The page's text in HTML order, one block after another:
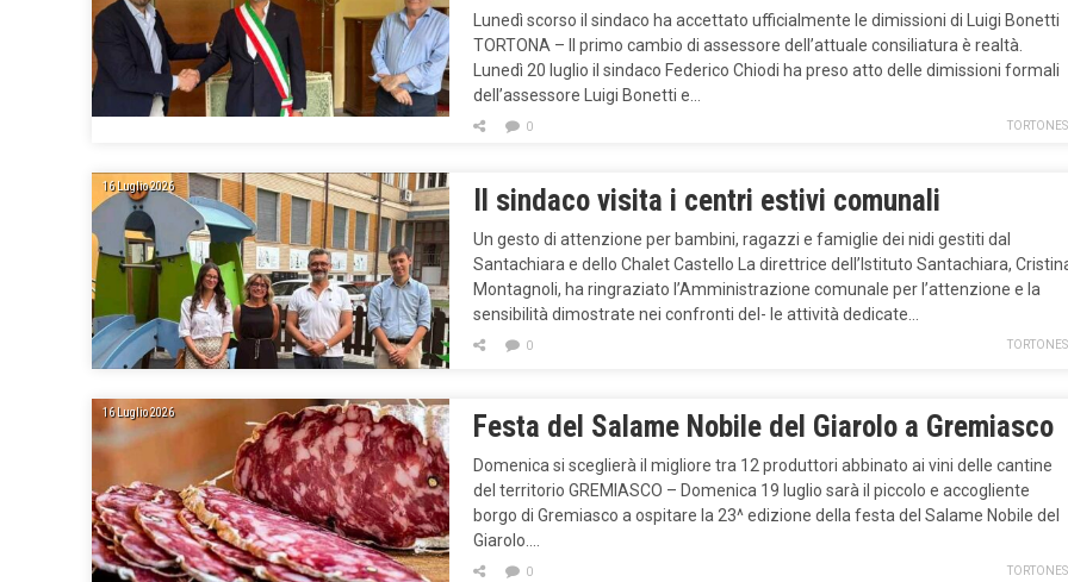
Lunedì scorso il sindaco ha accettato ufficialmente le dimissioni di Luigi Bonetti
TORTONA – Il primo cambio di assessore dell’attuale consiliatura è realtà.
Lunedì 20 luglio il sindaco Federico Chiodi ha preso atto delle dimissioni formali
dell’assessore Luigi Bonetti e…
0
16 Luglio 2026 Il sindaco visita i centri estivi comunali
Un gesto di attenzione per bambini, ragazzi e famiglie dei nidi gestiti dal
Santachiara e dello Chalet Castello La direttrice dell’Istituto Santachiara,
Montagnoli, ha ringraziato l’Amministrazione comunale per l’attenzione e la
sensibilità dimostrate nei confronti del- le attività dedicate…
0
16 Luglio 2026 Festa del Salame Nobile del Giarolo a Gremiasco
Domenica si sceglierà il migliore tra 12 produttori abbinato ai vini delle cantine
del territorio GREMIASCO – Domenica 19 luglio sarà il piccolo e accogliente
borgo di Gremiasco a ospitare la 23^ edizione della festa del Salame Nobile del
Giarolo….
0